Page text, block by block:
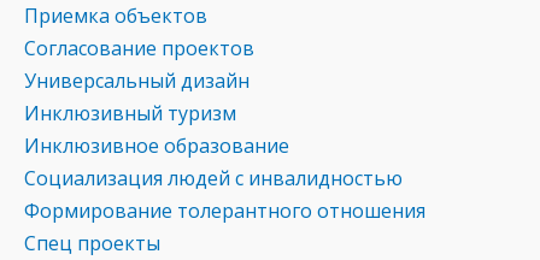
Приемка объектов
Согласование проектов
Универсальный дизайн
Инклюзивный туризм
Инклюзивное образование
Социализация людей с инвалидностью
Формирование толерантного отношения
Спец проекты